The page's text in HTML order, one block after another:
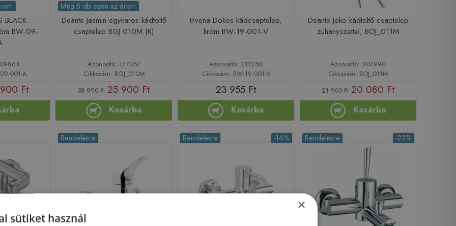
BLACK
BW-09-
001-A
Ft
Még 5 db ezen az áron!
Deante Jasmin egykaros kádtöltő
csaptelep BGJ 010M (K)
Azonosító: 177057
Cikkszám: BGJ_010M
38 990 Ft 25 900 Ft
Kosárba
Invena Dokos kádcsaptelep,
króm BW-19-001-V
Azonosító: 211250
Cikkszám: BW-19-001-V
23 955 Ft
Kosárba
Deante Joko kádtöltő csaptelep
zuhanyszettel, BOJ_011M
Azonosító: 207990
Cikkszám: BOJ_011M
21 900 Ft 20 080 Ft
Kosárba
Rendelésre -16%
Rendelésre -22%
Rendelésre
×
sütiket használ